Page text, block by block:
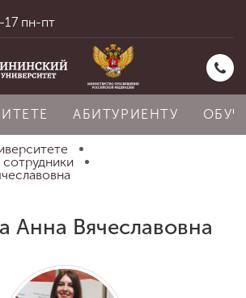
пн-пт
АБИТУРИЕНТУ
Анна Вячеславовна